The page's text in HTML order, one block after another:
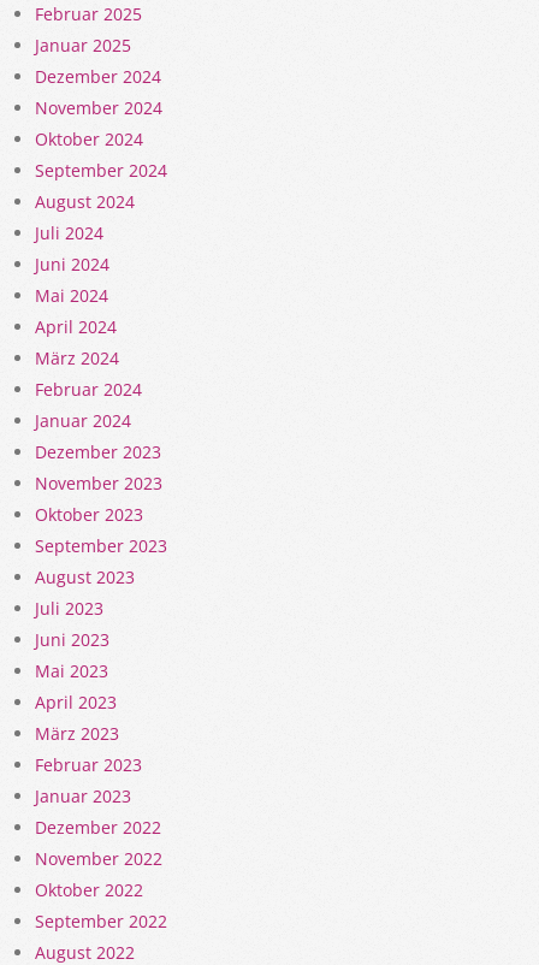
Februar 2025
Januar 2025
Dezember 2024
November 2024
Oktober 2024
September 2024
August 2024
Juli 2024
Juni 2024
Mai 2024
April 2024
März 2024
Februar 2024
Januar 2024
Dezember 2023
November 2023
Oktober 2023
September 2023
August 2023
Juli 2023
Juni 2023
Mai 2023
April 2023
März 2023
Februar 2023
Januar 2023
Dezember 2022
November 2022
Oktober 2022
September 2022
August 2022